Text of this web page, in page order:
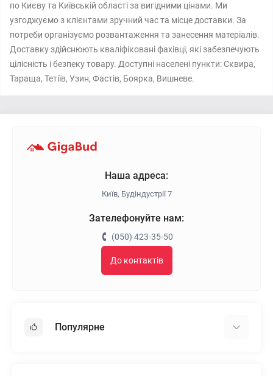
по Києву та Київській області за вигідними цінами. Ми
узгоджуємо з клієнтами зручний час та місце доставки. За
потреби організуємо розвантаження та занесення матеріалів.
Доставку здійснюють кваліфіковані фахівці, які забезпечують
цілісність і безпеку товару. Доступні населені пункти: Сквира,
Тараща, Тетіїв, Узин, Фастів, Боярка, Вишневе.
Наша адреса:
Київ, Будіндустрії 7
Зателефонуйте нам:
(050) 423-35-50
До контактів
Популярне